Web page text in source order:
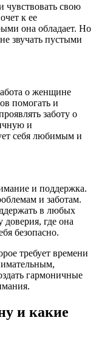
свою
к ее
она обладает. Но
звучать пустыми
о женщине
помогать и
заботу о
и
себя любимым и
и поддержка.
и заботам.
в любых
где она
безопасно.
требует времени
гармоничные
и какие